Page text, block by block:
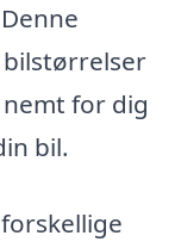
for dig
bil.